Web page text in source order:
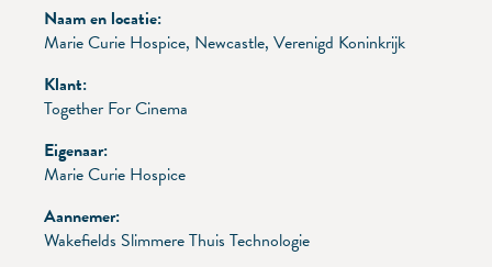
Naam en locatie:
Marie Curie Hospice, Newcastle, Verenigd Koninkrijk
Klant:
Together For Cinema
Eigenaar:
Marie Curie Hospice
Aannemer:
Wakefields Slimmere Thuis Technologie